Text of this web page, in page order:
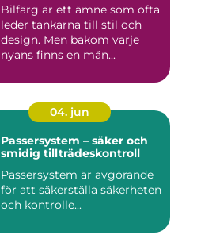
Bilfärg är ett ämne som ofta
leder tankarna till stil och
design. Men bakom varje
nyans finns en män...
04. jun
Passersystem – säker och
smidig tillträdeskontroll
Passersystem är avgörande
för att säkerställa säkerheten
och kontrolle...